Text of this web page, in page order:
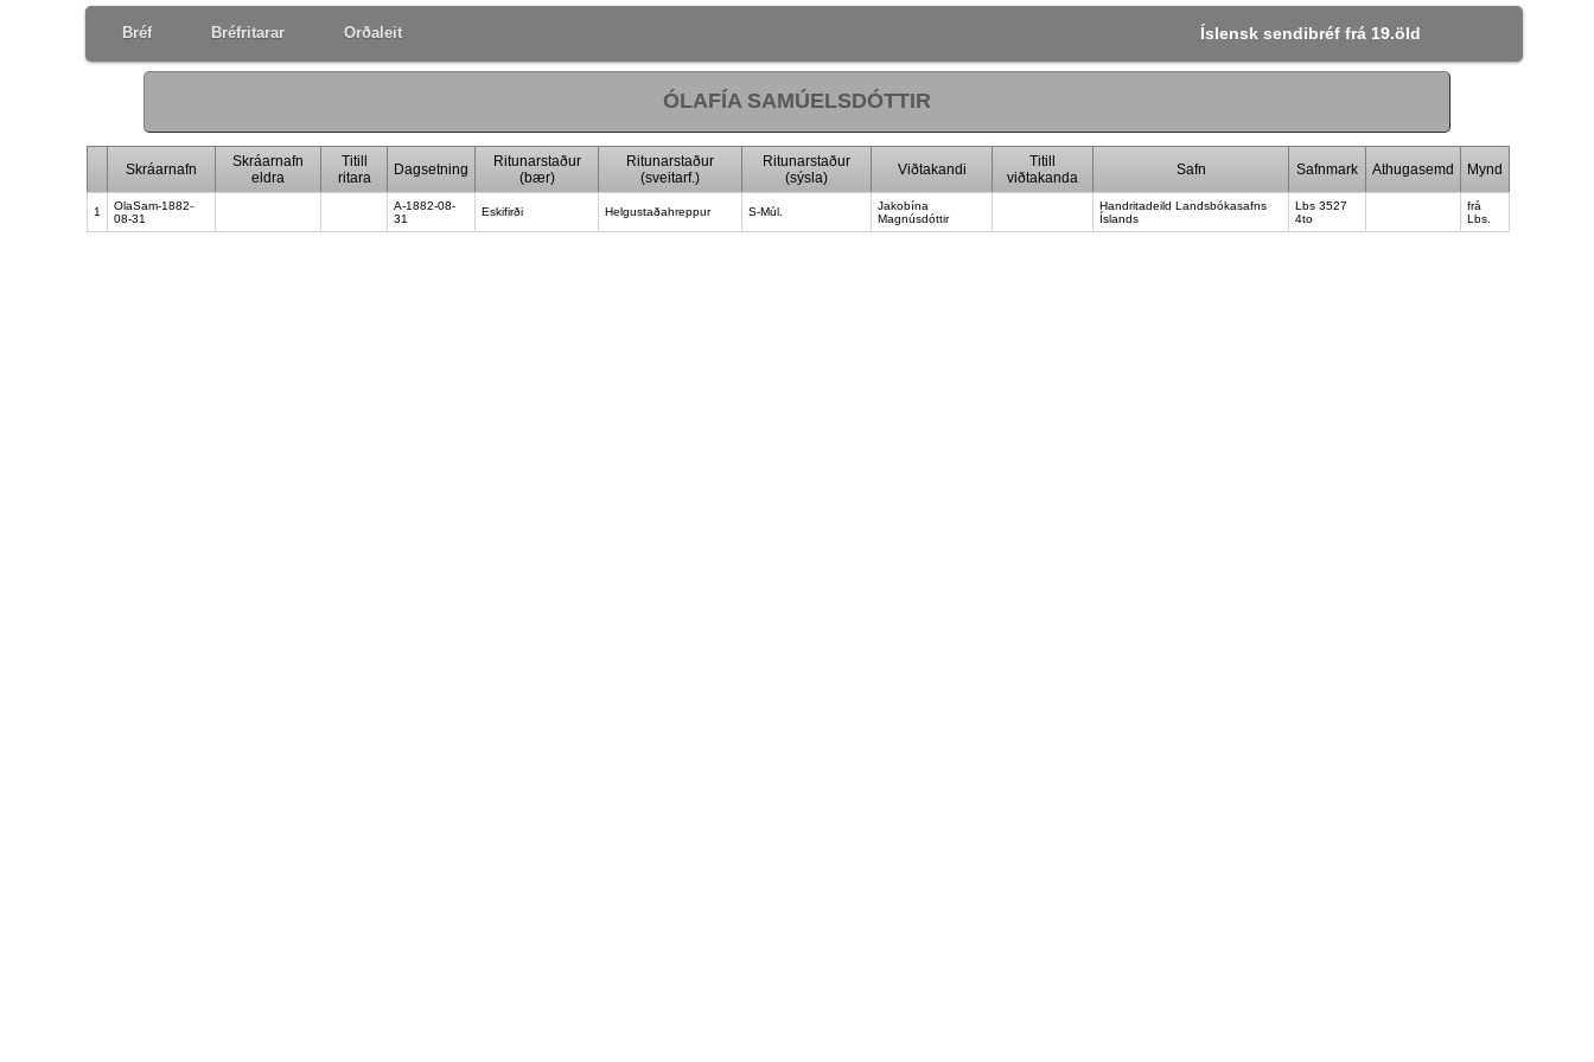
Íslensk sendibréf frá 19.öld
Bréf Bréfritarar Orðaleit
ÓLAFÍA SAMÚELSDÓTTIR
Skráarnafn
Skráarnafn
eldra
Titill
ritara
Dagsetning
Ritunarstaður
(bær)
Ritunarstaður
(sveitarf.)
Ritunarstaður
(sýsla)
Viðtakandi
Titill
viðtakanda
Safn Safnmark Athugasemd Mynd
1
OlaSam-1882-
08-31
A-1882-08-
31
Eskifirði Helgustaðahreppur S-Múl.
Jakobína
Magnúsdóttir
Handritadeild Landsbókasafns
Íslands
Lbs 3527
4to
frá
Lbs.